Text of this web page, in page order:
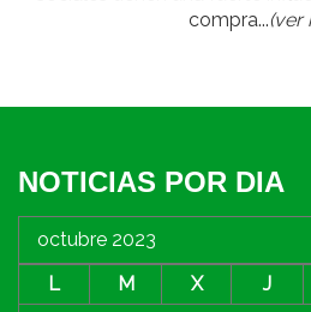
compra...(ver
NOTICIAS POR DIA
octubre 2023
L
M X J